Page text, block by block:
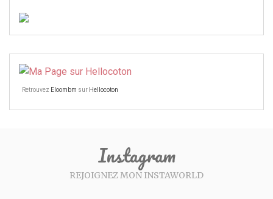
Retrouvez Eloombm sur Hellocoton
Instagram
REJOIGNEZ MON INSTAWORLD